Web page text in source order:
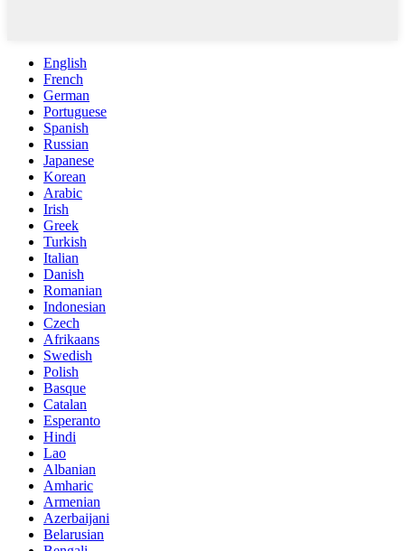
English
French
German
Portuguese
Spanish
Russian
Japanese
Korean
Arabic
Irish
Greek
Turkish
Italian
Danish
Romanian
Indonesian
Czech
Afrikaans
Swedish
Polish
Basque
Catalan
Esperanto
Hindi
Lao
Albanian
Amharic
Armenian
Azerbaijani
Belarusian